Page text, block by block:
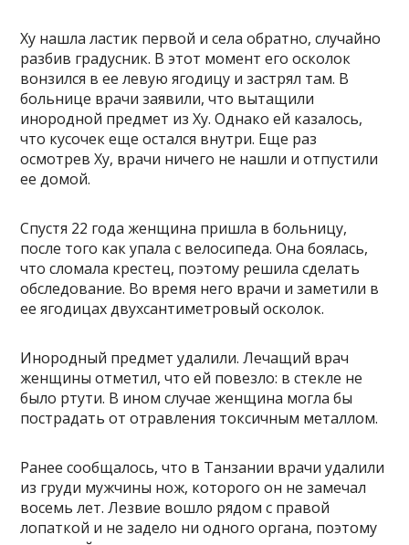
Ху нашла ластик первой и села обратно, случайно
разбив градусник. В этот момент его осколок
вонзился в ее левую ягодицу и застрял там. В
больнице врачи заявили, что вытащили
инородной предмет из Ху. Однако ей казалось,
что кусочек еще остался внутри. Еще раз
осмотрев Ху, врачи ничего не нашли и отпустили
ее домой.
Спустя 22 года женщина пришла в больницу,
после того как упала с велосипеда. Она боялась,
что сломала крестец, поэтому решила сделать
обследование. Во время него врачи и заметили в
ее ягодицах двухсантиметровый осколок.
Инородный предмет удалили. Лечащий врач
женщины отметил, что ей повезло: в стекле не
было ртути. В ином случае женщина могла бы
пострадать от отравления токсичным металлом.
Ранее сообщалось, что в Танзании врачи удалили
из груди мужчины нож, которого он не замечал
восемь лет. Лезвие вошло рядом с правой
лопаткой и не задело ни одного органа, поэтому